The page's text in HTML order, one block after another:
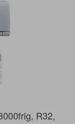
R32,